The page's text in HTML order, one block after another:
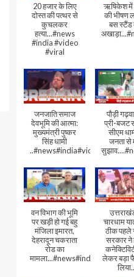
20 हजार के लिए
दोस्त की पत्थर से
कुचलकर
हत्या...#news
#india #video
#viral
ऋषिकेश में
की भीषण
बस स्टैंड
जनजाति समाज
देवभूमि की आत्मा:
मुख्यमंत्री पुष्कर
सिंह धामी
..#news#india#video#viral
पौड़ी
प्री-बजट
सीएम
जनता से
वन विभाग की भूमि
पर खड़ी हो गई बहु
मंजिला इमारत,
देहरादून चकराता
रोड का
मामला...#news#india#video
चारधाम
ठीक पहले
सरकार ने
लेकर बड़ा
लिया..